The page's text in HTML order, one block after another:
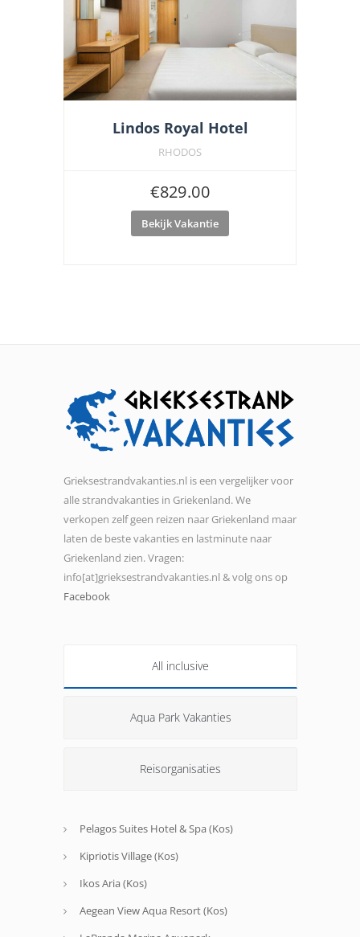
Lindos Royal Hotel
RHODOS
€829.00
Bekijk Vakantie
Grieksestrandvakanties.nl is een vergelijker voor
alle strandvakanties in Griekenland. We
verkopen zelf geen reizen naar Griekenland maar
laten de beste vakanties en lastminute naar
Griekenland zien. Vragen:
info[at]grieksestrandvakanties.nl & volg ons op
Facebook
All inclusive
Aqua Park Vakanties
Reisorganisaties
Pelagos Suites Hotel & Spa (Kos)
Kipriotis Village (Kos)
Ikos Aria (Kos)
Aegean View Aqua Resort (Kos)